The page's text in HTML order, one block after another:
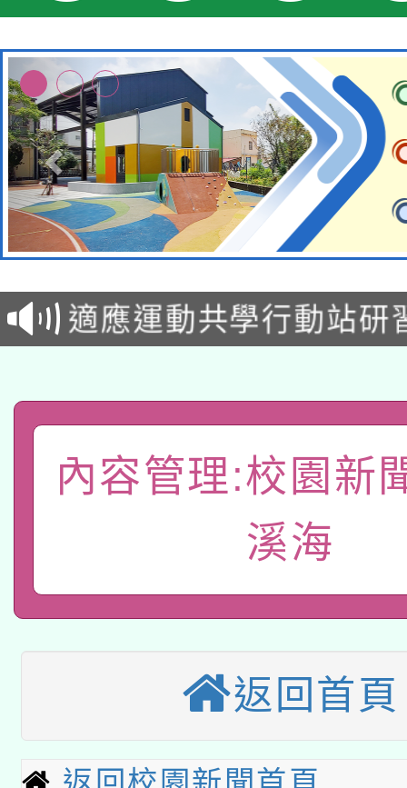
本校115學年度第2次
招甄選結果公告(無人
適應運動共學行動站研
本館辦理115年度閱讀
暨閱讀推動專業研習
科技賦能─人工智慧
礎課程
A3數位素養講師名單
「數位內容與教學軟體
有關大陸委員會函釋公
薪期間赴陸應申請許可
用水績優單位及節水達
動」
115年8月22日(星期六
桃園市孔廟祈福系列
2026年桃園地景藝術
本校115學年度第2次
招甄選結果公告(無人
適應運動共學行動站研
內容管理:校園新
溪海
返回首頁